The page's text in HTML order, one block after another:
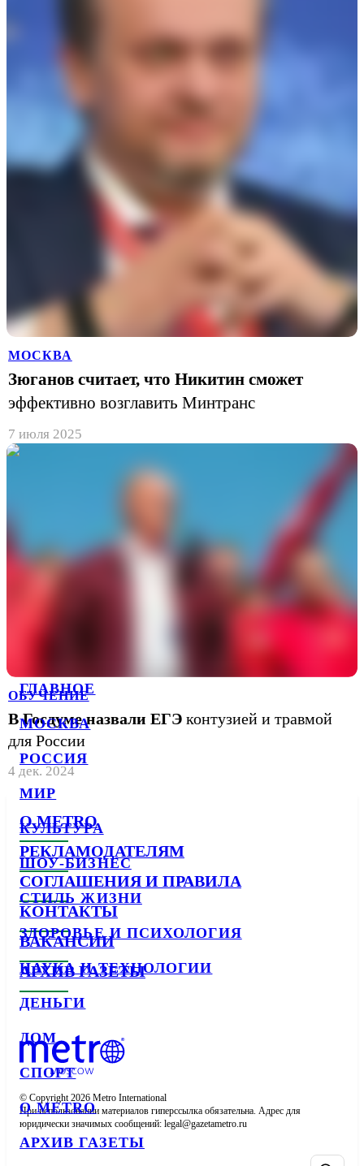
ГЛАВНОЕ
МОСКВА
РОССИЯ
МИР
КУЛЬТУРА
ШОУ-БИЗНЕС
СТИЛЬ ЖИЗНИ
ЗДОРОВЬЕ И ПСИХОЛОГИЯ
НАУКА И ТЕХНОЛОГИИ
ДЕНЬГИ
ДОМ
СПОРТ
О METRO
АРХИВ ГАЗЕТЫ
МОСКВА
Зюганов считает, что Никитин сможет
эффективно возглавить Минтранс
7 июля 2025
ОБУЧЕНИЕ
В Госдуме назвали ЕГЭ контузией и травмой
для России
4 дек. 2024
О METRO
РЕКЛАМОДАТЕЛЯМ
СОГЛАШЕНИЯ И ПРАВИЛА
КОНТАКТЫ
ВАКАНСИИ
АРХИВ ГАЗЕТЫ
© Copyright 2026 Metro International
При использовании материалов гиперссылка обязательна. Адрес для
юридически значимых сообщений: